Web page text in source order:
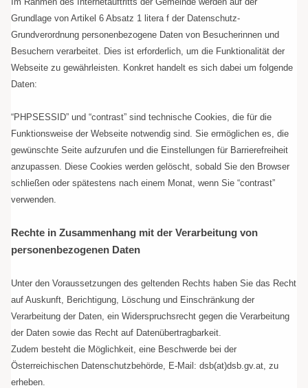
Grundlage von Artikel 6 Absatz 1 literaf der Datenschutz-
Grundverordnung personenbezogene Daten von Besucherinnen und
Besuchern verarbeitet. Dies ist erforderlich, um die Funktionalität der
Webseite zu gewährleisten. Konkret handelt es sich dabei um folgende
Daten:
“PHPSESSID” und “contrast” sind technische Cookies, die für die
Funktionsweise der Webseite notwendig sind. Sie ermöglichen es, die
gewünschte Seite aufzurufen und die Einstellungen für Barrierefreiheit
anzupassen. Diese Cookies werden gelöscht, sobald Sie den Browser
schließen oder spätestens nach einem Monat, wenn Sie “contrast”
verwenden.
Rechte in Zusammenhang mit der Verarbeitung von
personenbezogenen Daten
Unter den Voraussetzungen des geltenden Rechts haben Sie das Recht
auf Auskunft, Berichtigung, Löschung und Einschränkung der
Verarbeitung der Daten, ein Widerspruchsrecht gegen die Verarbeitung
der Daten sowie das Recht auf Datenübertragbarkeit.
Zudem besteht die Möglichkeit, eine Beschwerde bei der
Österreichischen Datenschutzbehörde, E-Mail: dsb(at)dsb.gv.at, zu
erheben.